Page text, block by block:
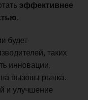
эффективнее
.
будет
таких
инновации,
на вызовы рынка.
и улучшение